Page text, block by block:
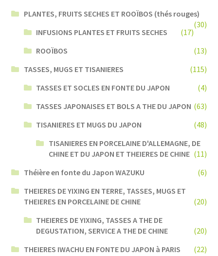
PLANTES, FRUITS SECHES ET ROOÏBOS (thés rouges)
(30)
INFUSIONS PLANTES ET FRUITS SECHES
(17)
ROOÏBOS
(13)
TASSES, MUGS ET TISANIERES
(115)
TASSES ET SOCLES EN FONTE DU JAPON
(4)
TASSES JAPONAISES ET BOLS A THE DU JAPON (63)
TISANIERES ET MUGS DU JAPON
(48)
TISANIERES EN PORCELAINE D'ALLEMAGNE, DE
CHINE ET DU JAPON ET THEIERES DE CHINE (11)
Théière en fonte du Japon WAZUKU
(6)
THEIERES DE YIXING EN TERRE, TASSES, MUGS ET
THEIERES EN PORCELAINE DE CHINE
(20)
THEIERES DE YIXING, TASSES A THE DE
DEGUSTATION, SERVICE A THE DE CHINE
(20)
THEIERES IWACHU EN FONTE DU JAPON à PARIS
(22)